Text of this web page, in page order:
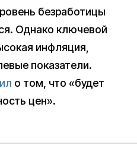
безработицы
Однако ключевой
инфляция,
показатели.
о том, что «будет
цен».